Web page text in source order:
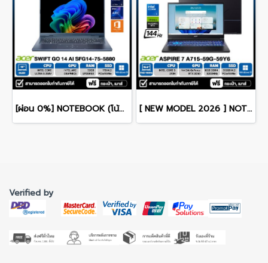
[ผ่อน 0%] NOTEBOOK (โน้ตบุ๊ก) ACER SWIFT GO 14 AI SFG14-75-5880 14" OLED /CORE ULTRA 5 228V/RAM 32GB/SSD 1TB/WINDOWS 11+OFFICE รับประกันศูนย์ไทย 3ปี [ NEW MODEL 2026 ] NOTEBOOK (โน๊ตบุ๊ค) ACER ASPIRE 7 A715-59G-59Y6 15.6" FHD 144Hz/CORE 5-210H/16GB/SSD 512GB/RTX3050 รับประกันซ่อมฟรีถึงบ้าน 3ปี
Verified by